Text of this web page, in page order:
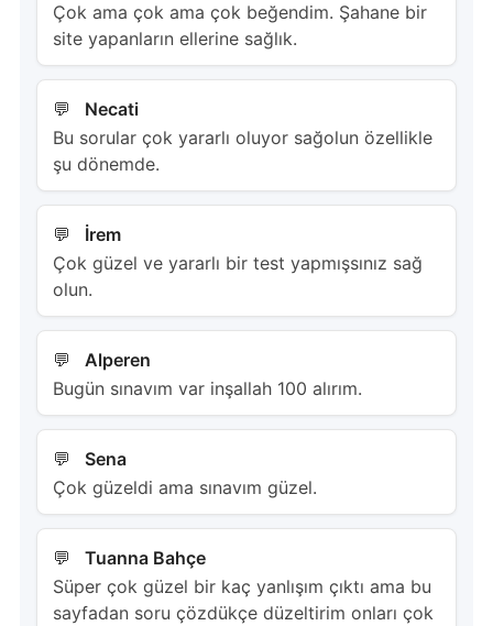
Çok ama çok ama çok beğendim. Şahane bir
site yapanların ellerine sağlık.
Necati
Bu sorular çok yararlı oluyor sağolun özellikle
şu dönemde.
İrem
Çok güzel ve yararlı bir test yapmışsınız sağ
olun.
Alperen
Bugün sınavım var inşallah 100 alırım.
Sena
Çok güzeldi ama sınavım güzel.
Tuanna Bahçe
Süper çok güzel bir kaç yanlışım çıktı ama bu
sayfadan soru çözdükçe düzeltirim onları çok